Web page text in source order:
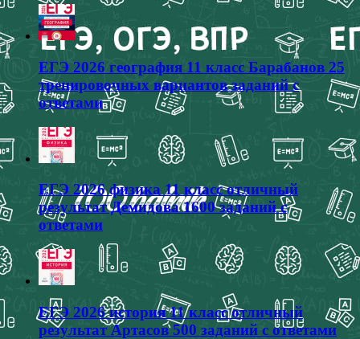
ЕГЭ 2026 география 11 класс Барабанов 25
тренировочных вариантов заданий с
ответами
ЕГЭ 2026 физика 11 класс отличный
результат Демидова 1600 заданий с
ответами
ЕГЭ 2026 история 11 класс отличный
результат Артасов 500 заданий с ответами